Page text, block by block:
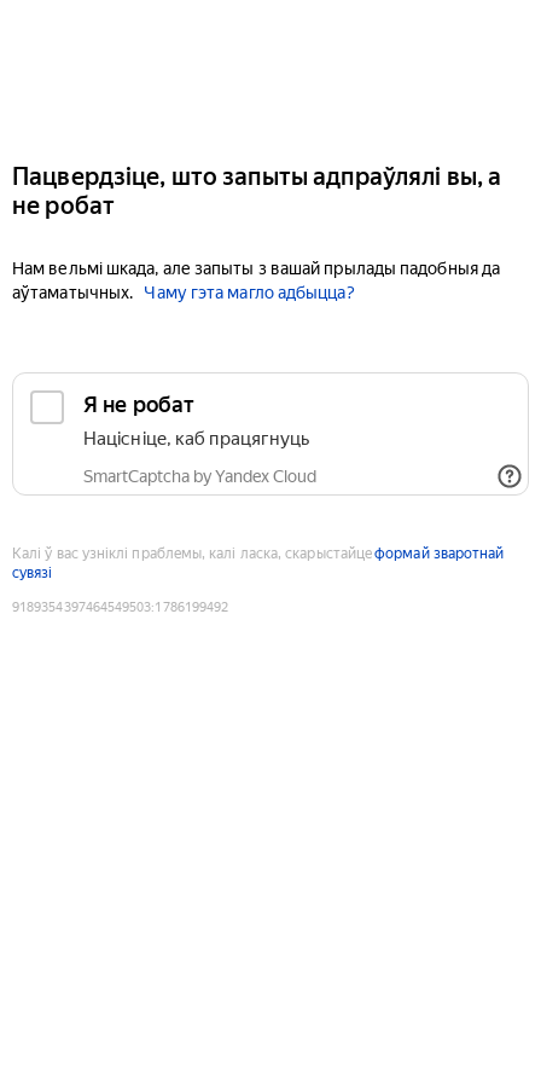
Пацвердзіце, што запыты адпраўлялі вы, а
не робат
Нам вельмі шкада, але запыты з вашай прылады падобныя да
аўтаматычных.
Чаму гэта магло адбыцца?
Я не робат
Націсніце, каб працягнуць
SmartCaptcha by Yandex Cloud
Калі ў вас узніклі праблемы, калі ласка, скарыстайцеформай зваротнай
сувязі
9189354397464549503:1786199492